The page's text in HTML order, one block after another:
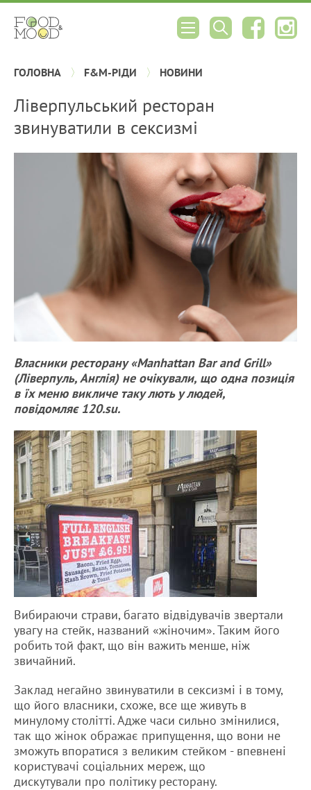
ГОЛОВНА F&M-РІДИ НОВИНИ
Ліверпульський ресторан
звинуватили в сексизмі
Власники ресторану «Manhattan Bar and Grill»
(Ліверпуль, Англія) не очікували, що одна позиція
в їх меню викличе таку лють у людей,
повідомляє 120.su.
Вибираючи страви, багато відвідувачів звертали
увагу на стейк, названий «жіночим». Таким його
робить той факт, що він важить менше, ніж
звичайний.
Заклад негайно звинуватили в сексизмі і в тому,
що його власники, схоже, все ще живуть в
минулому столітті. Адже часи сильно змінилися,
так що жінок ображає припущення, що вони не
зможуть впоратися з великим стейком - впевнені
користувачі соціальних мереж, що
дискутували про політику ресторану.